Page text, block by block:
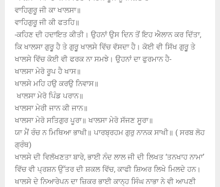
ਵਾਹਿਗੁਰੂ ਜੀ ਕਾ ਖਾਲਸਾ॥
ਵਾਹਿਗੁਰੂ ਜੀ ਕੀ ਫਤਹਿ॥
-ਕਹਿਣ ਦੀ ਹਦਾਇਤ ਕੀਤੀ। ਉਹਨਾਂ ਉਸ ਦਿਨ ਤੋਂ ਇਹ ਐਲਾਨ ਕਰ ਦਿੱਤਾ,
ਕਿ ਖਾਲਸਾ ਗੁਰੂੁ ਹੈ ਤੇ ਗੁਰੂੁ ਖਾਲਸੇ ਵਿੱਚ ਵੱਸਦਾ ਹੈ। ਕੋਈ ਵੀ ਸਿੱਖ ਗੁਰੂੁ ਤੇ
ਖਾਲਸੇ ਵਿੱਚ ਕੋਈ ਵੀ ਫਰਕ ਨਾ ਸਮਝੇ। ਉਹਨਾਂ ਦਾ ਫੁਰਮਾਨ ਹੈ-
ਖਾਲਸਾ ਮੇਰੋ ਰੂਪ ਹੈ ਖਾਸ॥
ਖਾਲਸੇ ਮਹਿ ਹਉ ਕਰਉ ਨਿਵਾਸ॥
ਖਾਲਸਾ ਮੇਰੋ ਪਿੰਡ ਪਰਾਨ॥
ਖਾਲਸਾ ਮੇਰੀ ਜਾਨ ਕੀ ਜਾਨ॥
ਖਾਲਸਾ ਮੇਰੋ ਸਤਿਗੁਰ ਪੂਰਾ॥ ਖਾਲਸਾ ਮੇਰੋ ਸੱਜਣ ਸੂਰਾ॥
ਯਾ ਮੈਂ ਰੰਚ ਨ ਮਿਥਿਆ ਭਾਖੀ॥ ਪਾਰਬ੍ਰਹਮ ਗੁਰੁ ਨਾਨਕ ਸਾਖੀ॥ ( ਸਰਬ ਲੋਹ
ਗ੍ਰੰਥ)
ਖਾਲਸੇ ਦੀ ਵਿਲੱਖਣਤਾ ਬਾਰੇ, ਭਾਈ ਨੰਦ ਲਾਲ ਜੀ ਦੀ ਲਿਖਤ ‘ਤਨਖਾਹ ਨਾਮਾ’
ਵਿੱਚ ਵੀ ਪ੍ਰਸ਼ਨ ਉੱਤਰ ਦੀ ਸ਼ਕਲ ਵਿੱਚ, ਕਾਫੀ ਸ਼ਿਅਰ ਲਿਖੇ ਮਿਲਦੇ ਹਨ।
ਖਾਲਸੇ ਦੇ ਨਿਆਰੇਪਨ ਦਾ ਜ਼ਿਕਰ ਭਾਈ ਕਾਨ੍ਹ ਸਿੰਘ ਨਾਭਾ ਨੇ ਵੀ ਆਪਣੀ